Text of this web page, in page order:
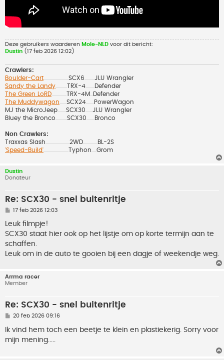
Deze gebruikers waarderen Mole-NLD voor dit bericht:
Dustin (17 feb 2026 12:02)
Crawlers:
Boulder-Cart
SCX6
JLU Wrangler
Sandy the Landy
TRX-4
Defender
The Green LoRD
TRX-4M
Defender
The Muddywagon
SCX24
PowerWagon
MJ the MicroJeep
SCX30
JLU Wrangler
Bluey the Bronco
SCX30 Bronco
Non Crawlers:
Traxxas Slash
2WD
BL-2S
'Speed-Build'
Typhon
Grom
Dustin
Donateur
Re: SCX30 - snel buitenritje
B
r
c
h
17 feb 2026 12:03
Leuk filmpje!
SCX30 staat hier ook op het lijstje om op korte termijn aan te
schaffen.
Leuk om in de auto te gooien bij een dagje of weekendje weg.
Arrma racer
Member
Re: SCX30 - snel buitenritje
B
r
c
20 feb 2026 09:16
Ik vind hem toch een beetje te klein en plastiekerig. Sorry voor
mijn mening.....